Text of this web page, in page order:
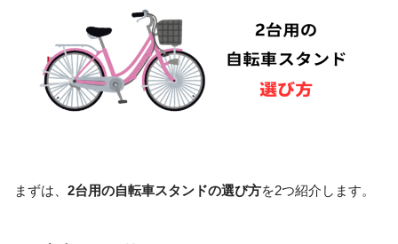
まずは、 2台用の自転車スタンドの選び方を2つ紹介します。